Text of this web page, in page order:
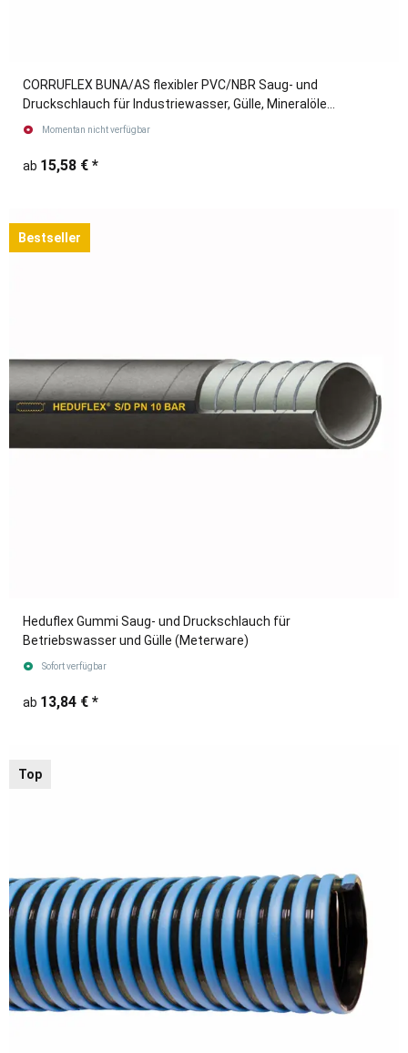
CORRUFLEX BUNA/AS flexibler PVC/NBR Saug- und
Druckschlauch für Industriewasser, Gülle, Mineralöle
blau/schwarz
Momentan nicht verfügbar
ab 15,58 € *
Bestseller
Heduflex Gummi Saug- und Druckschlauch für
Betriebswasser und Gülle (Meterware)
Sofort verfügbar
ab 13,84 € *
Top